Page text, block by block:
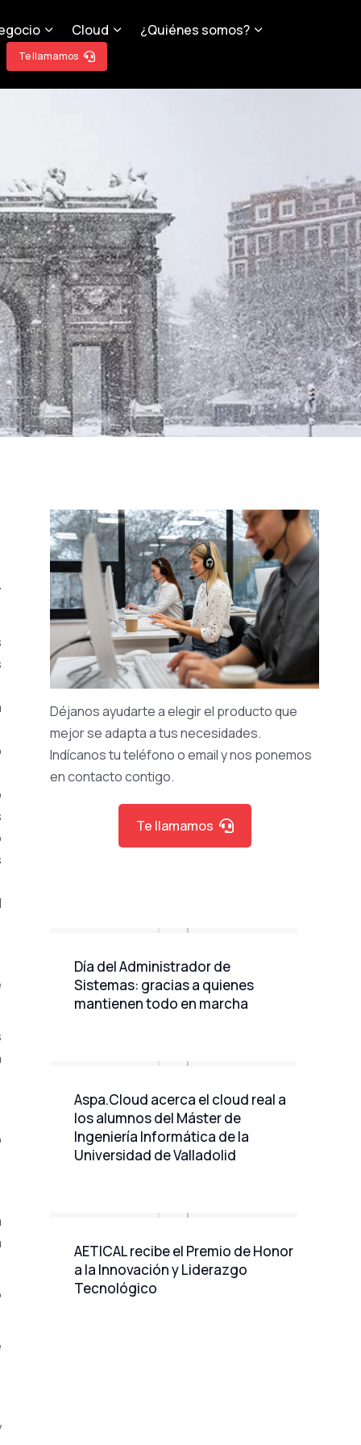
Cloud ¿Quiénes somos?
Te llamamos
Déjanos ayudarte a elegir el producto que
mejor se adapta a tus necesidades.
Indícanos tu teléfono o email y nos ponemos
en contacto contigo.
Te llamamos
Día del Administrador de
Sistemas: gracias a quienes
mantienen todo en marcha
Aspa.Cloud acerca el cloud real a
los alumnos del Máster de
Ingeniería Informática de la
Universidad de Valladolid
AETICAL recibe el Premio de Honor
a la Innovación y Liderazgo
Tecnológico